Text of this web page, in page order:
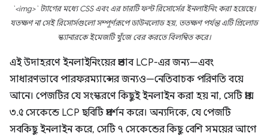
`<img>` ট্যাগের মধ্যে CSS এবং এর চারটি ফন্ট রিসোর্সের ইনলাইনিং করা হয়েছে।
যতক্ষণ না সেই রিসোর্সগুলো সম্পূর্ণরূপে ডাউনলোড হয়, ততক্ষণ পর্যন্ত এটি প্রিলোড
স্ক্যানারকে ইমেজটি খুঁজে বের করতে বিলম্বিত করে।
এই উদাহরণে ইনলাইনিংয়ের প্রভাব LCP-এর জন্য—এবং
সাধারণভাবে পারফরম্যান্সের জন্যও—নেতিবাচক পরিণতি বয়ে
আনে। পেজটির যে সংস্করণে কিছুই ইনলাইন করা হয় না, সেটি প্রায়
৩.৫ সেকেন্ডে LCP ছবিটি প্রদর্শন করে। অন্যদিকে, যে পেজটি
সবকিছু ইনলাইন করে, সেটি ৭ সেকেন্ডের কিছু বেশি সময়ের আগে